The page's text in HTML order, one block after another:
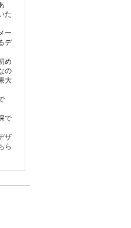
た
ー
デ
め
の
大
で
ザ
ら